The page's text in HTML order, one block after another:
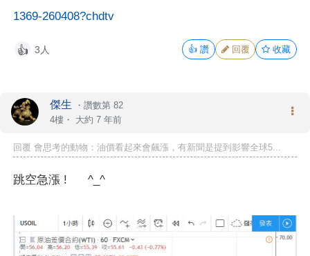
1369-260408?chdtv
👍 3人 👍 讚 回覆 收藏
傑生 ・ 讚數第 82
4樓・ 大約 7 年前
回覆 會思考的動物：油價看起來會飆漲，有新聞是提到影響全球5...
跳空急漲 ! ^_^